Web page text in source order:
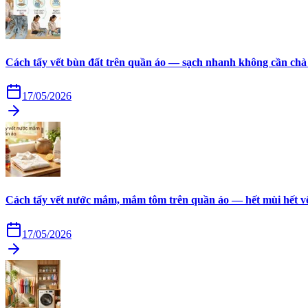
Cách tẩy vết bùn đất trên quần áo — sạch nhanh không cần
17/05/2026
Cách tẩy vết nước mắm, mắm tôm trên quần áo — hết mùi hết
17/05/2026